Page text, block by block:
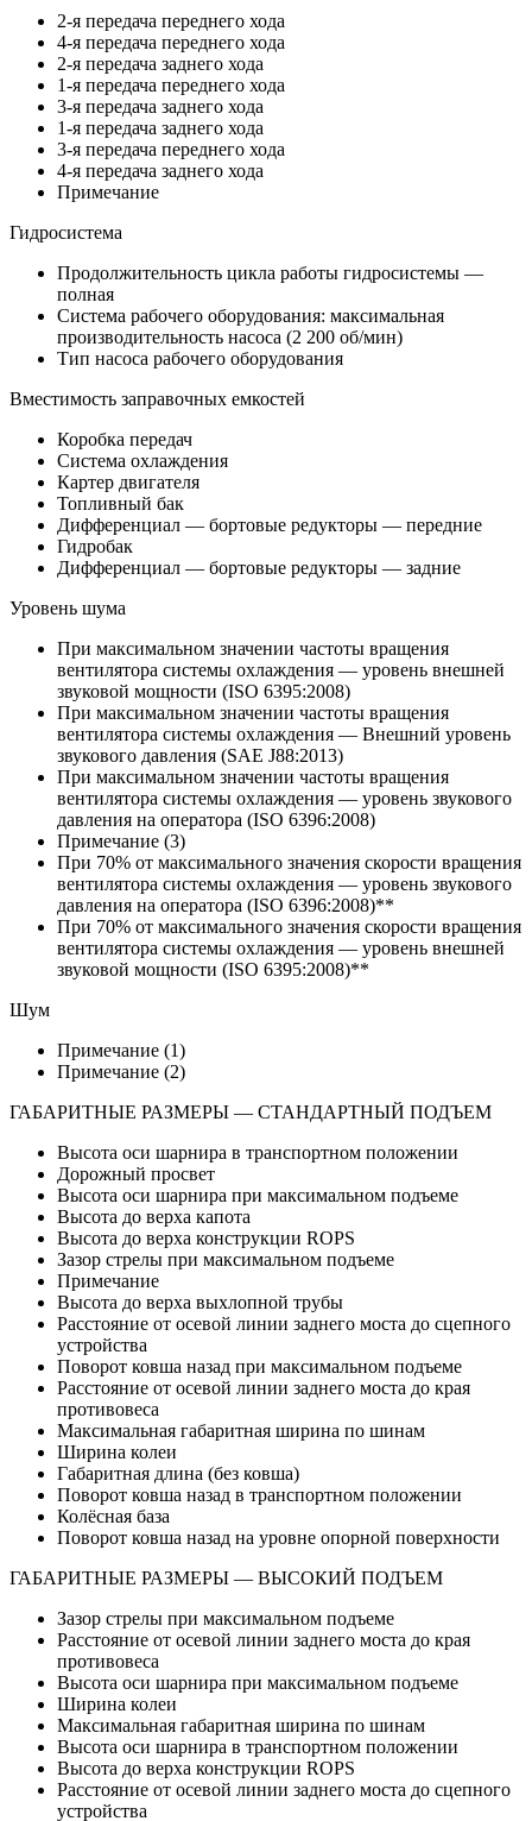
2-я передача переднего хода
4-я передача переднего хода
2-я передача заднего хода
1-я передача переднего хода
3-я передача заднего хода
1-я передача заднего хода
3-я передача переднего хода
4-я передача заднего хода
Примечание
Гидросистема
Продолжительность цикла работы гидросистемы —
полная
Система рабочего оборудования: максимальная
производительность насоса (2 200 об/мин)
Тип насоса рабочего оборудования
Вместимость заправочных емкостей
Коробка передач
Система охлаждения
Картер двигателя
Топливный бак
Дифференциал — бортовые редукторы — передние
Гидробак
Дифференциал — бортовые редукторы — задние
Уровень шума
При максимальном значении частоты вращения
вентилятора системы охлаждения — уровень внешней
звуковой мощности (ISO 6395:2008)
При максимальном значении частоты вращения
вентилятора системы охлаждения — Внешний уровень
звукового давления (SAE J88:2013)
При максимальном значении частоты вращения
вентилятора системы охлаждения — уровень звукового
давления на оператора (ISO 6396:2008)
Примечание (3)
При 70% от максимального значения скорости вращения
вентилятора системы охлаждения — уровень звукового
давления на оператора (ISO 6396:2008)**
При 70% от максимального значения скорости вращения
вентилятора системы охлаждения — уровень внешней
звуковой мощности (ISO 6395:2008)**
Шум
Примечание (1)
Примечание (2)
ГАБАРИТНЫЕ РАЗМЕРЫ — СТАНДАРТНЫЙ ПОДЪЕМ
Высота оси шарнира в транспортном положении
Дорожный просвет
Высота оси шарнира при максимальном подъеме
Высота до верха капота
Высота до верха конструкции ROPS
Зазор стрелы при максимальном подъеме
Примечание
Высота до верха выхлопной трубы
Расстояние от осевой линии заднего моста до сцепного
устройства
Поворот ковша назад при максимальном подъеме
Расстояние от осевой линии заднего моста до края
противовеса
Максимальная габаритная ширина по шинам
Ширина колеи
Габаритная длина (без ковша)
Поворот ковша назад в транспортном положении
Колёсная база
Поворот ковша назад на уровне опорной поверхности
ГАБАРИТНЫЕ РАЗМЕРЫ — ВЫСОКИЙ ПОДЪЕМ
Зазор стрелы при максимальном подъеме
Расстояние от осевой линии заднего моста до края
противовеса
Высота оси шарнира при максимальном подъеме
Ширина колеи
Максимальная габаритная ширина по шинам
Высота оси шарнира в транспортном положении
Высота до верха конструкции ROPS
Расстояние от осевой линии заднего моста до сцепного
устройства